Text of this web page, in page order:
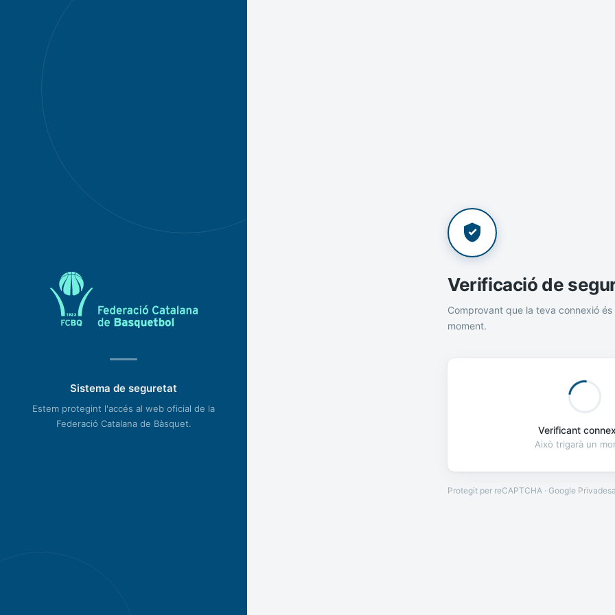
Sistema de seguretat
Estem protegint l'accés al web oficial de la
Federació Catalana de Bàsquet.
Verificació de
Comprovant que la teva connexió és
moment.
Verificant
Això trigarà un
Protegit per reCAPTCHA · Google Privadesa